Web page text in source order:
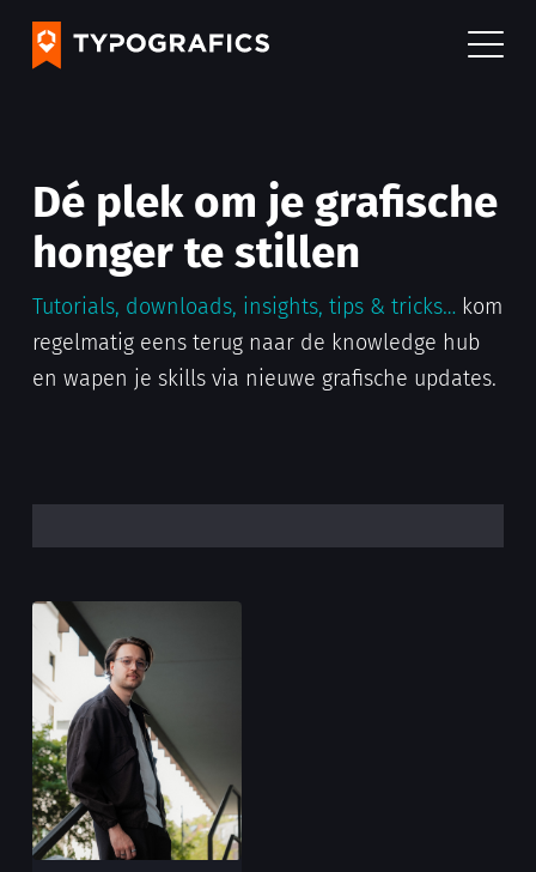
Dé plek om je grafische
honger te stillen
Tutorials, downloads, insights, tips & tricks… kom
regelmatig eens terug naar de knowledge hub
en wapen je skills via nieuwe grafische updates.